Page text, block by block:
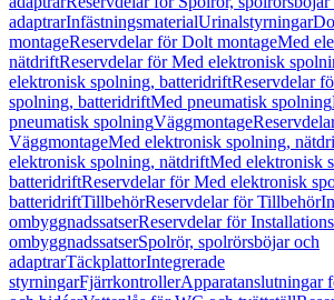
adaptrarInfästningsmaterialUrinalstyrningar
montageReservdelar för Dolt montageMed
nätdriftReservdelar för Med elektronisk
elektronisk spolning, batteridriftReservdelar
spolning, batteridriftMed pneumatisk spolning
pneumatisk spolningVäggmontage
VäggmontageMed elektronisk spolning,
elektronisk spolning, nätdriftMed elektronisk
batteridriftReservdelar för Med elektronisk
batteridriftTillbehörReservdelar för Tillbehör
ombyggnadssatserReservdelar för
ombyggnadssatserSpolrör, spolrörsböjar och
adaptrarTäckplattorIntegrerade
styrningarFjärrkontrollerApparatanslutningar